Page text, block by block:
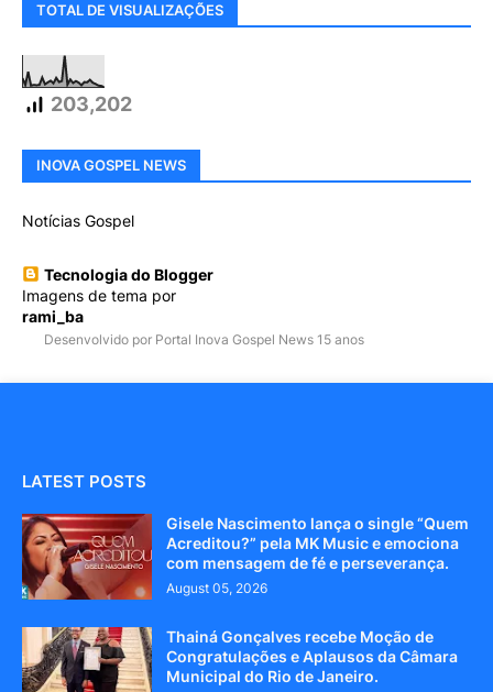
TOTAL DE VISUALIZAÇÕES
203,202
INOVA GOSPEL NEWS
Notícias Gospel
Tecnologia do Blogger
Imagens de tema por
rami_ba
Desenvolvido por Portal Inova Gospel News 15 anos
LATEST POSTS
Gisele Nascimento lança o single “Quem
Acreditou?” pela MK Music e emociona
com mensagem de fé e perseverança.
August 05, 2026
Thainá Gonçalves recebe Moção de
Congratulações e Aplausos da Câmara
Municipal do Rio de Janeiro.